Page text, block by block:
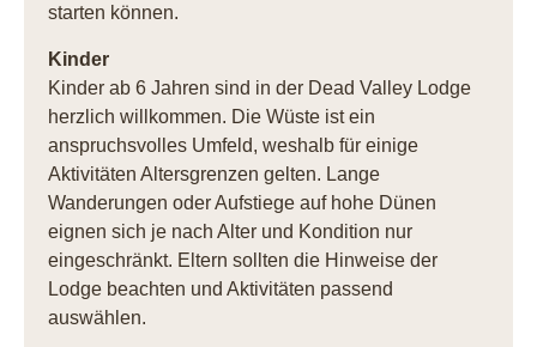
starten können.
Kinder
Kinder ab 6 Jahren sind in der Dead Valley Lodge
herzlich willkommen. Die Wüste ist ein
anspruchsvolles Umfeld, weshalb für einige
Aktivitäten Altersgrenzen gelten. Lange
Wanderungen oder Aufstiege auf hohe Dünen
eignen sich je nach Alter und Kondition nur
eingeschränkt. Eltern sollten die Hinweise der
Lodge beachten und Aktivitäten passend
auswählen.